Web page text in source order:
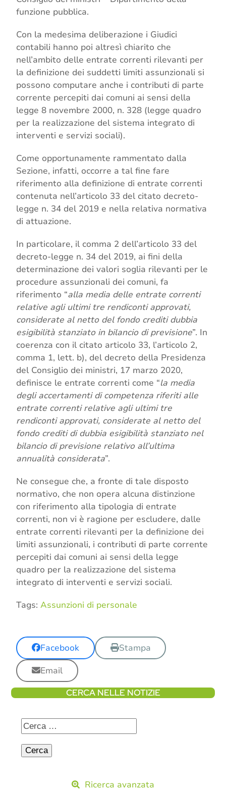
funzione pubblica.
Con la medesima deliberazione i Giudici
contabili hanno poi altresì chiarito che
nell’ambito delle entrate correnti rilevanti per
la definizione dei suddetti limiti assunzionali si
possono computare anche i contributi di parte
corrente percepiti dai comuni ai sensi della
legge 8 novembre 2000, n. 328 (legge quadro
per la realizzazione del sistema integrato di
interventi e servizi sociali).
Come opportunamente rammentato dalla
Sezione, infatti, occorre a tal fine fare
riferimento alla definizione di entrate correnti
contenuta nell’articolo 33 del citato decreto-
legge n. 34 del 2019 e nella relativa normativa
di attuazione.
In particolare, il comma 2 dell’articolo 33 del
decreto-legge n. 34 del 2019, ai fini della
determinazione dei valori soglia rilevanti per le
procedure assunzionali dei comuni, fa
riferimento “alla media delle entrate correnti
relative agli ultimi tre rendiconti approvati,
considerate al netto del fondo crediti dubbia
esigibilità stanziato in bilancio di previsione”. In
coerenza con il citato articolo 33, l’articolo 2,
comma 1, lett. b), del decreto della Presidenza
del Consiglio dei ministri, 17 marzo 2020,
definisce le entrate correnti come “la media
degli accertamenti di competenza riferiti alle
entrate correnti relative agli ultimi tre
rendiconti approvati, considerate al netto del
fondo crediti di dubbia esigibilità stanziato nel
bilancio di previsione relativo all’ultima
annualità considerata”.
Ne consegue che, a fronte di tale disposto
normativo, che non opera alcuna distinzione
con riferimento alla tipologia di entrate
correnti, non vi è ragione per escludere, dalle
entrate correnti rilevanti per la definizione dei
limiti assunzionali, i contributi di parte corrente
percepiti dai comuni ai sensi della legge
quadro per la realizzazione del sistema
integrato di interventi e servizi sociali.
Tags: Assunzioni di personale
Facebook
Stampa
Email
CERCA NELLE NOTIZIE
Ricerca avanzata